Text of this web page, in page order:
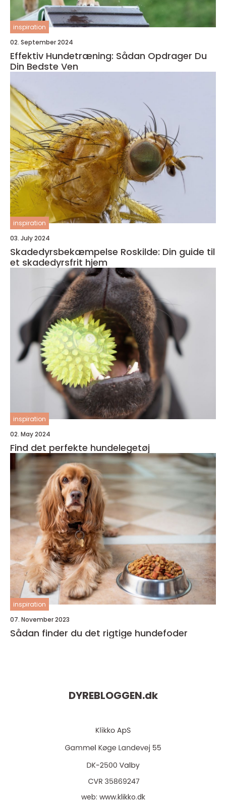
inspiration
02. September 2024
Effektiv Hundetræning: Sådan Opdrager Du
Din Bedste Ven
inspiration
03. July 2024
Skadedyrsbekæmpelse Roskilde: Din guide til
et skadedyrsfrit hjem
inspiration
02. May 2024
Find det perfekte hundelegetøj
inspiration
07. November 2023
Sådan finder du det rigtige hundefoder
DYREBLOGGEN.dk
web: www.klikko.dk